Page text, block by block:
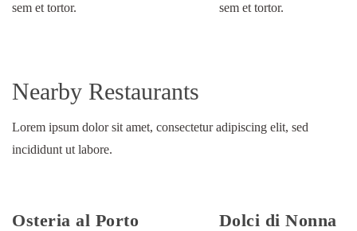
sem et tortor.
sem et tortor.
Nearby Restaurants
Lorem ipsum dolor sit amet, consectetur adipiscing elit, sed
incididunt ut labore.
Osteria al Porto Dolci di Nonna